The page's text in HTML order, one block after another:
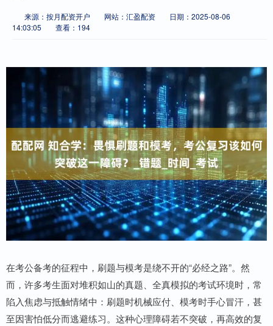
来源：按月配资开户 网站：汇盈配资
日期：2025-08-06
14:03:05
查看：194
在考公备考的征程中，刷题与模考是绕不开的“必经之路”。然
而，许多考生面对堆积如山的真题、全真模拟的考试环境时，常
陷入焦虑与抵触情绪中：刷题时机械应付、模考时手心冒汗，甚
至因害怕低分而逃避练习。这种心理障碍若不突破，再高效的复